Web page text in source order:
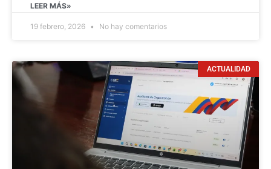
LEER MÁS»
19 febrero, 2026 No hay comentarios
ACTUALIDAD